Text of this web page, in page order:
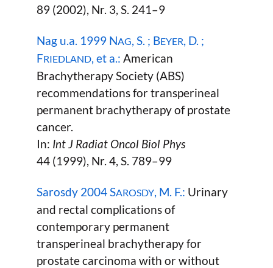
89 (2002), Nr. 3, S. 241–9
Nag u.a. 1999 NAG, S. ; BEYER, D. ;
FRIEDLAND, et a.: American
Brachytherapy Society (ABS)
recommendations for transperineal
permanent brachytherapy of prostate
cancer.
In: Int J Radiat Oncol Biol Phys
44 (1999), Nr. 4, S. 789–99
Sarosdy 2004 SAROSDY, M. F.: Urinary
and rectal complications of
contemporary permanent
transperineal brachytherapy for
prostate carcinoma with or without